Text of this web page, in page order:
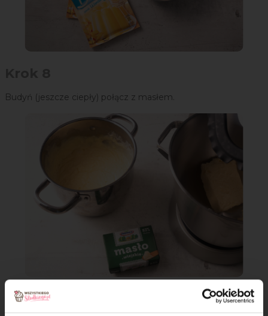
Budyń (jeszcze ciepły) połącz z masłem.
Krok 9